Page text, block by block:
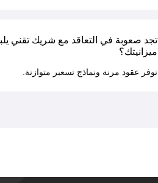
تجد صعوبة في التعاقد مع شريك تقني
ميزانيتك؟
نوفر عقود مرنة ونماذج تسعير متوازنة.